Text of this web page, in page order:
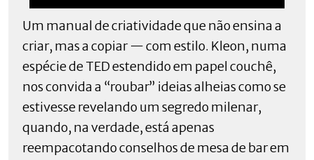
Um manual de criatividade que não ensina a
criar, mas a copiar — com estilo. Kleon, numa
espécie de TED estendido em papel couchê,
nos convida a “roubar” ideias alheias como se
estivesse revelando um segredo milenar,
quando, na verdade, está apenas
reempacotando conselhos de mesa de bar em